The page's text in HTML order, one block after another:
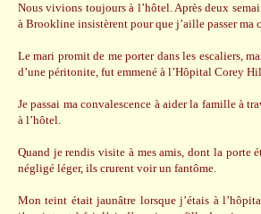
Nous vivions toujours à l’hôtel. Après deux
à Brookline insistèrent pour que j’aille passer ma
Le mari promit de me porter dans les escaliers,
d’une péritonite, fut emmené à l’Hôpital Corey
Je passai ma convalescence à aider la famille à
à l’hôtel.
Quand je rendis visite à mes amis, dont la porte
négligé léger, ils crurent voir un fantôme.
Mon teint était jaunâtre lorsque j’étais à